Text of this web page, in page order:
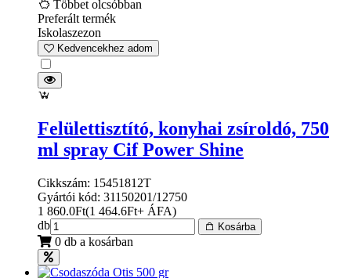
Többet olcsóbban
Preferált termék
Iskolaszezon
Kedvencekhez adom
Felülettisztító, konyhai zsíroldó, 750
ml spray Cif Power Shine
Cikkszám: 15451812T
Gyártói kód: 31150201/12750
1 860.0Ft(1 464.6Ft+ ÁFA)
db
Kosárba
0 db a kosárban